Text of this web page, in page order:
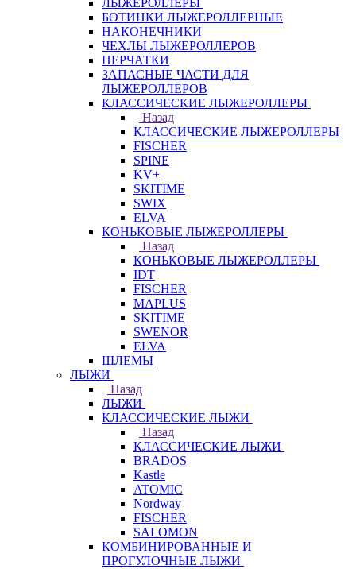
ЛЫЖЕРОЛЛЕРЫ
БОТИНКИ ЛЫЖЕРОЛЛЕРНЫЕ
НАКОНЕЧНИКИ
ЧЕХЛЫ ЛЫЖЕРОЛЛЕРОВ
ПЕРЧАТКИ
ЗАПАСНЫЕ ЧАСТИ ДЛЯ
ЛЫЖЕРОЛЛЕРОВ
КЛАССИЧЕСКИЕ ЛЫЖЕРОЛЛЕРЫ
Назад
КЛАССИЧЕСКИЕ ЛЫЖЕРОЛЛЕРЫ
FISCHER
SPINE
KV+
SKITIME
SWIX
ELVA
КОНЬКОВЫЕ ЛЫЖЕРОЛЛЕРЫ
Назад
КОНЬКОВЫЕ ЛЫЖЕРОЛЛЕРЫ
IDT
FISCHER
MAPLUS
SKITIME
SWENOR
ELVA
ШЛЕМЫ
ЛЫЖИ
Назад
ЛЫЖИ
КЛАССИЧЕСКИЕ ЛЫЖИ
Назад
КЛАССИЧЕСКИЕ ЛЫЖИ
BRADOS
Kastle
ATOMIC
Nordway
FISCHER
SALOMON
КОМБИНИРОВАННЫЕ И
ПРОГУЛОЧНЫЕ ЛЫЖИ